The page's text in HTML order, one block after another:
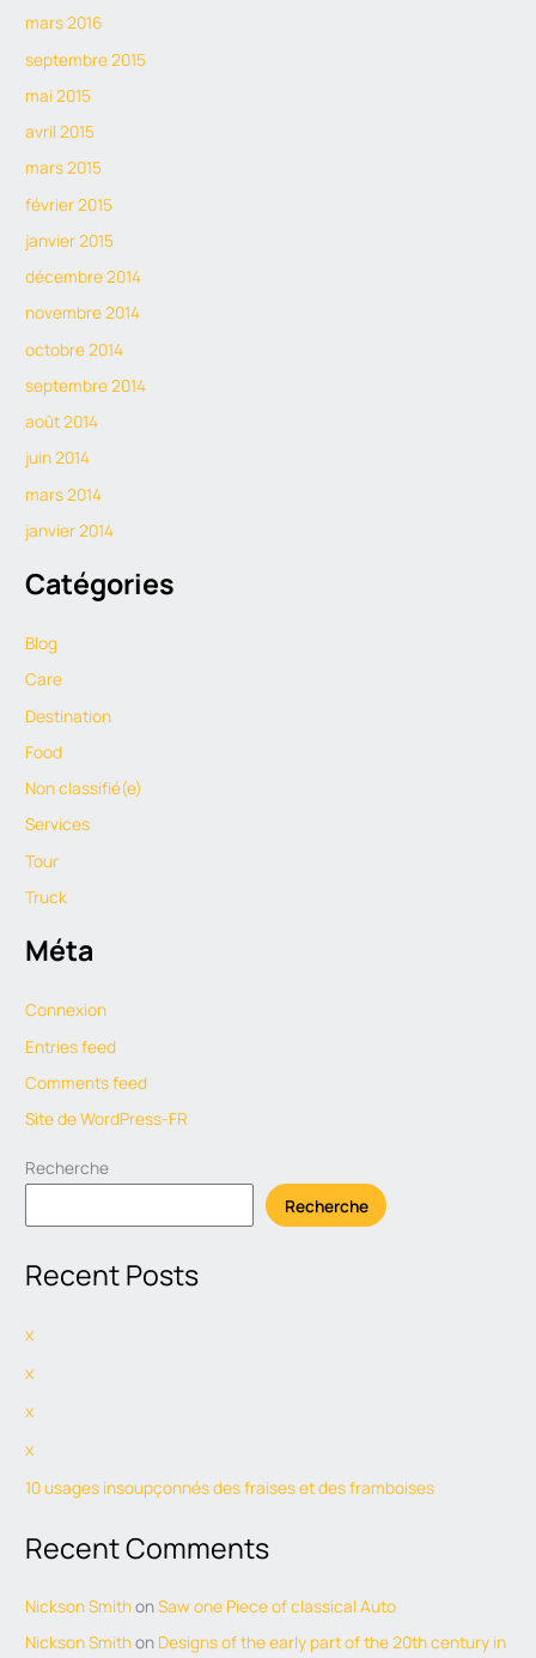
mars 2016
septembre 2015
mai 2015
avril 2015
mars 2015
février 2015
janvier 2015
décembre 2014
novembre 2014
octobre 2014
septembre 2014
août 2014
juin 2014
mars 2014
janvier 2014
Catégories
Blog
Care
Destination
Food
Non classifié(e)
Services
Tour
Truck
Méta
Connexion
Entries feed
Comments feed
Site de WordPress-FR
Recherche
Recherche
Recent Posts
x
x
x
x
10 usages insoupçonnés des fraises et des framboises
Recent Comments
Nickson SmithonSaw one Piece of classical Auto
Nickson Smithon Designs of the early part of the 20th century in